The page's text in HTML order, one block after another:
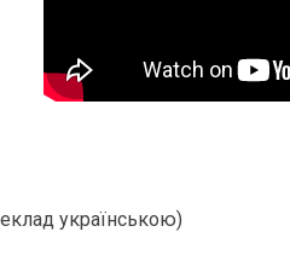
українською)